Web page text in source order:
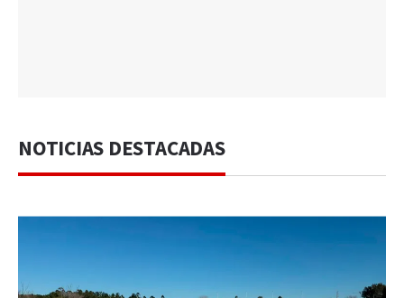
NOTICIAS DESTACADAS